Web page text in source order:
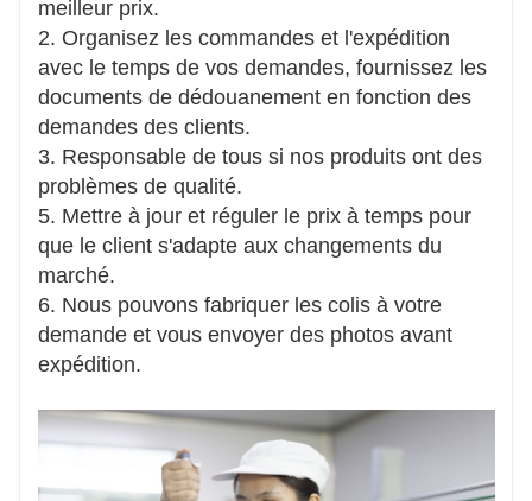
meilleur prix.
2. Organisez les commandes et l'expédition
avec le temps de vos demandes, fournissez les
documents de dédouanement en fonction des
demandes des clients.
3. Responsable de tous si nos produits ont des
problèmes de qualité.
5. Mettre à jour et réguler le prix à temps pour
que le client s'adapte aux changements du
marché.
6. Nous pouvons fabriquer les colis à votre
demande et vous envoyer des photos avant
expédition.